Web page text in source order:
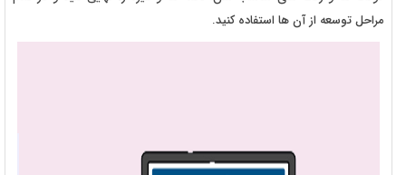
مراحل توسعه از آن ها استفاده کنید.